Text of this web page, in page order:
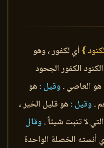
} أي لكفور ، وهو
الكنود الكفور الجحود
هو العاصي .وقيل :هو
.وقيل :هو قليل الخير ،
لا تنبت شيئاً .وقال
أنسته الخصلة الواحدة